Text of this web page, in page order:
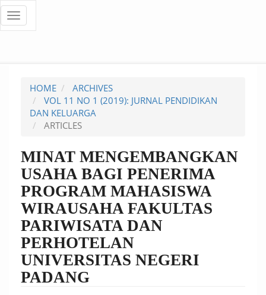
Quick
page
content
Main
Content
Sidebar
Toggle
navigation
HOME
ARCHIVES
VOL 11 NO 1 (2019): JURNAL PENDIDIKAN
DAN KELUARGA
ARTICLES
MINAT MENGEMBANGKAN
USAHA BAGI PENERIMA
PROGRAM MAHASISWA
WIRAUSAHA FAKULTAS
PARIWISATA DAN
PERHOTELAN
UNIVERSITAS NEGERI
PADANG